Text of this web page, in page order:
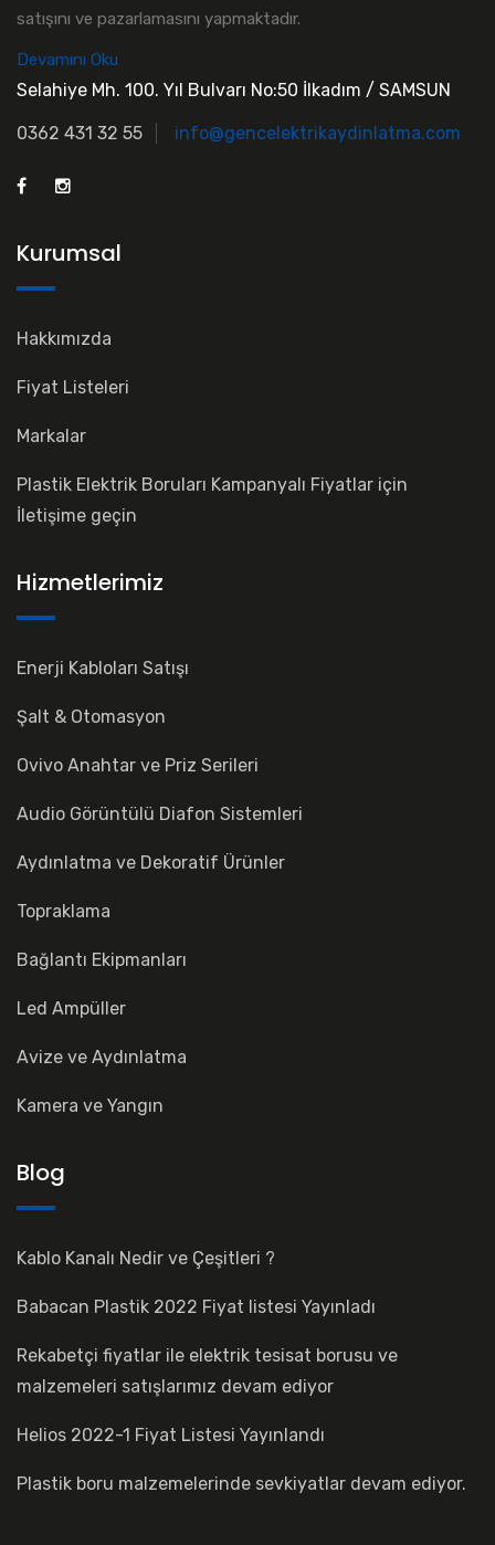
satışını ve pazarlamasını yapmaktadır.
Devamını Oku
Selahiye Mh. 100. Yıl Bulvarı No:50 İlkadım / SAMSUN
0362 431 32 55 info@gencelektrikaydinlatma.com
Kurumsal
Hakkımızda
Fiyat Listeleri
Markalar
Plastik Elektrik Boruları Kampanyalı Fiyatlar için
İletişime geçin
Hizmetlerimiz
Enerji Kabloları Satışı
Şalt & Otomasyon
Ovivo Anahtar ve Priz Serileri
Audio Görüntülü Diafon Sistemleri
Aydınlatma ve Dekoratif Ürünler
Topraklama
Bağlantı Ekipmanları
Led Ampüller
Avize ve Aydınlatma
Kamera ve Yangın
Blog
Kablo Kanalı Nedir ve Çeşitleri ?
Babacan Plastik 2022 Fiyat listesi Yayınladı
Rekabetçi fiyatlar ile elektrik tesisat borusu ve
malzemeleri satışlarımız devam ediyor
Helios 2022-1 Fiyat Listesi Yayınlandı
Plastik boru malzemelerinde sevkiyatlar devam ediyor.